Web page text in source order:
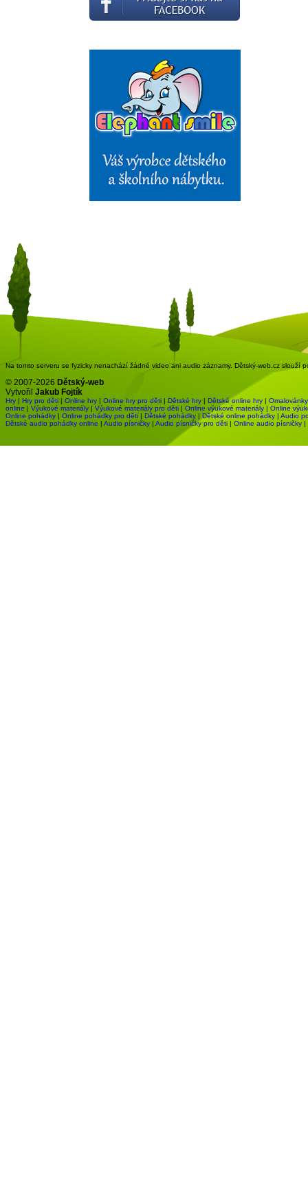
Na tomto serveru se fyzicky nenachází žádné video ani audio záznamy. Dětský-web.cz slouží
© 2007-2026 Dětský-web
Vytvořil Jakub Fojtík
Hry | Hry pro děti | Online hry | Online hry pro děti | Dětské hry | Dětské online hry | Omalovánky
online | Výukové materiály | Výukové materiály pro děti | Online výukové materiály | Online
Online pohádky | Online pohádky pro děti | Dětské pohádky | Dětské online pohádky | Audio
Dětské audio pohádky online | Audio písničky | Audio písničky pro děti | Online audio písničky |